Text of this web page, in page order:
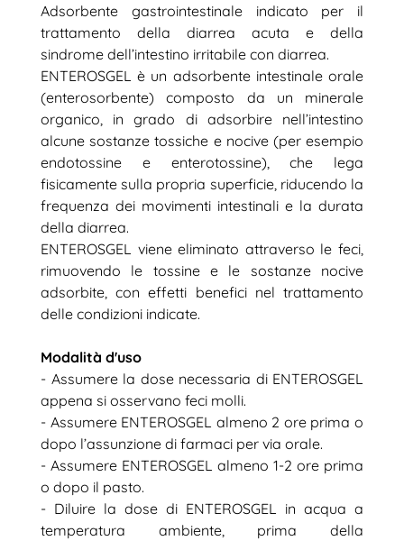
Adsorbente gastrointestinale indicato per il
trattamento della diarrea acuta e della
sindrome dell’intestino irritabile con diarrea.
ENTEROSGEL è un adsorbente intestinale orale
(enterosorbente) composto da un minerale
organico, in grado di adsorbire nell’intestino
alcune sostanze tossiche e nocive (per esempio
endotossine e enterotossine), che lega
fisicamente sulla propria superficie, riducendo la
frequenza dei movimenti intestinali e la durata
della diarrea.
ENTEROSGEL viene eliminato attraverso le feci,
rimuovendo le tossine e le sostanze nocive
adsorbite, con effetti benefici nel trattamento
delle condizioni indicate.
Modalità d'uso
- Assumere la dose necessaria di ENTEROSGEL
appena si osservano feci molli.
- Assumere ENTEROSGEL almeno 2 ore prima o
dopo l’assunzione di farmaci per via orale.
- Assumere ENTEROSGEL almeno 1-2 ore prima
o dopo il pasto.
- Diluire la dose di ENTEROSGEL in acqua a
temperatura ambiente, prima della